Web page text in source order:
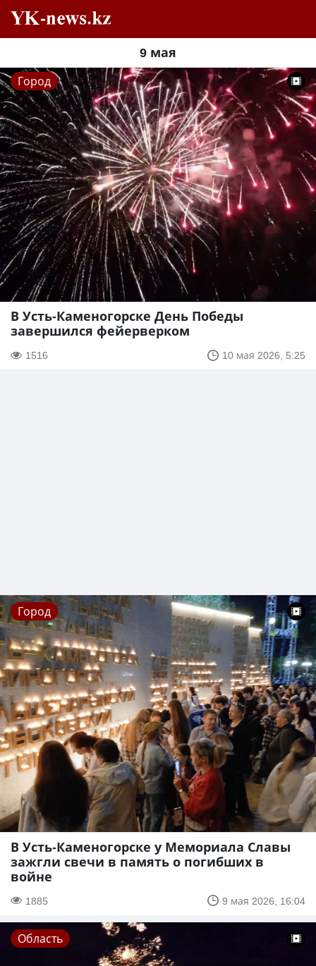
9 мая
Город
В Усть-Каменогорске День Победы
завершился фейерверком
1516 10 мая 2026, 5:25
Город
В Усть-Каменогорске у Мемориала Славы
зажгли свечи в память о погибших в
войне
1885 9 мая 2026, 16:04
Область